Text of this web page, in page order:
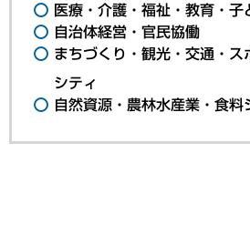
医療・介護・福祉・教育・子
自治体経営・官民協働
まちづくり・観光・交通・ス
シティ
自然資源・農林水産業・食料